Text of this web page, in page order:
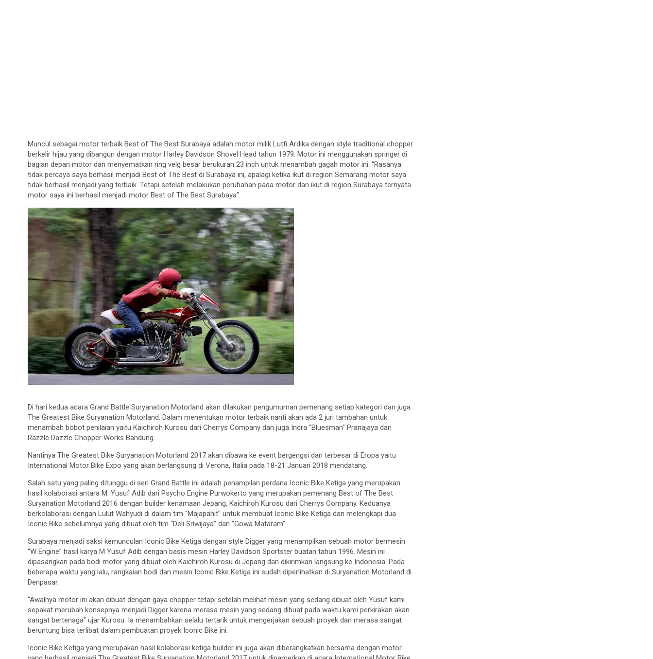
Muncul sebagai motor terbaik Best of The Best Surabaya adalah motor milik Lutfi Ardika dengan style traditional chopper
berkelir hijau yang dibangun dengan motor Harley Davidson Shovel Head tahun 1979. Motor ini menggunakan springer di
bagian depan motor dan menyematkan ring velg besar berukuran 23 inch untuk menambah gagah motor ini. “Rasanya
tidak percaya saya berhasil menjadi Best of The Best di Surabaya ini, apalagi ketika ikut di region Semarang motor saya
tidak berhasil menjadi yang terbaik. Tetapi setelah melakukan perubahan pada motor dan ikut di region Surabaya ternyata
motor saya ini berhasil menjadi motor Best of The Best Surabaya”.
Di hari kedua acara Grand Battle Suryanation Motorland akan dilakukan pengumuman pemenang setiap kategori dan juga
The Greatest Bike Suryanation Motorland. Dalam menentukan motor terbaik nanti akan ada 2 juri tambahan untuk
menambah bobot penilaian yaitu Kaichiroh Kurosu dari Cherrys Company dan juga Indra “Bluesman” Pranajaya dari
Razzle Dazzle Chopper Works Bandung.
Nantinya The Greatest Bike Suryanation Motorland 2017 akan dibawa ke event bergengsi dan terbesar di Eropa yaitu
International Motor Bike Expo yang akan berlangsung di Verona, Italia pada 18-21 Januari 2018 mendatang.
Salah satu yang paling ditunggu di seri Grand Battle ini adalah penampilan perdana Iconic Bike Ketiga yang merupakan
hasil kolaborasi antara M. Yusuf Adib dari Psycho Engine Purwokerto yang merupakan pemenang Best of The Best
Suryanation Motorland 2016 dengan builder kenamaan Jepang, Kaichiroh Kurosu dari Cherrys Company. Keduanya
berkolaborasi dengan Lulut Wahyudi di dalam tim “Majapahit” untuk membuat Iconic Bike Ketiga dan melengkapi dua
Iconic Bike sebelumnya yang dibuat oleh tim “Deli Sriwijaya” dan “Gowa Mataram”.
Surabaya menjadi saksi kemunculan Iconic Bike Ketiga dengan style Digger yang menampilkan sebuah motor bermesin
“W Engine” hasil karya M Yusuf Adib dengan basis mesin Harley Davidson Sportster buatan tahun 1996. Mesin ini
dipasangkan pada bodi motor yang dibuat oleh Kaichiroh Kurosu di Jepang dan dikirimkan langsung ke Indonesia. Pada
beberapa waktu yang lalu, rangkaian bodi dan mesin Iconic Bike Ketiga ini sudah diperlihatkan di Suryanation Motorland di
Denpasar.
“Awalnya motor ini akan dibuat dengan gaya chopper tetapi setelah melihat mesin yang sedang dibuat oleh Yusuf kami
sepakat merubah konsepnya menjadi Digger karena merasa mesin yang sedang dibuat pada waktu kami perkirakan akan
sangat bertenaga” ujar Kurosu. Ia menambahkan selalu tertarik untuk mengerjakan sebuah proyek dan merasa sangat
beruntung bisa terlibat dalam pembuatan proyek Iconic Bike ini.
Iconic Bike Ketiga yang merupakan hasil kolaborasi ketiga builder ini juga akan diberangkatkan bersama dengan motor